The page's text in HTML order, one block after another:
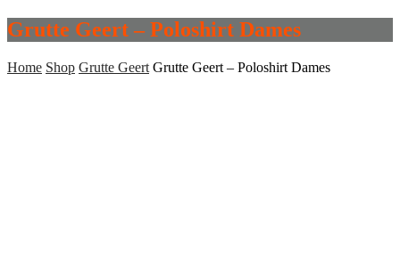
Grutte Geert – Poloshirt Dames
Home Shop Grutte Geert Grutte Geert – Poloshirt Dames